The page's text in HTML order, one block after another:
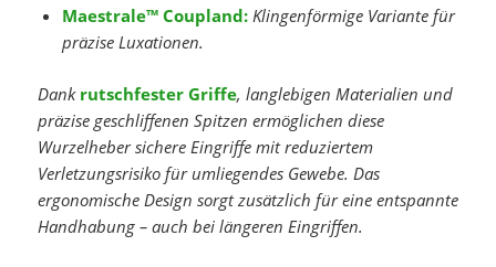
Maestrale™ Coupland:Klingenförmige Variante für
präzise Luxationen.
Dank rutschfester Griffe, langlebigen Materialien und
präzise geschliffenen Spitzen ermöglichen diese
Wurzelheber sichere Eingriffe mit reduziertem
Verletzungsrisiko für umliegendes Gewebe. Das
ergonomische Design sorgt zusätzlich für eine entspannte
Handhabung – auch bei längeren Eingriffen.